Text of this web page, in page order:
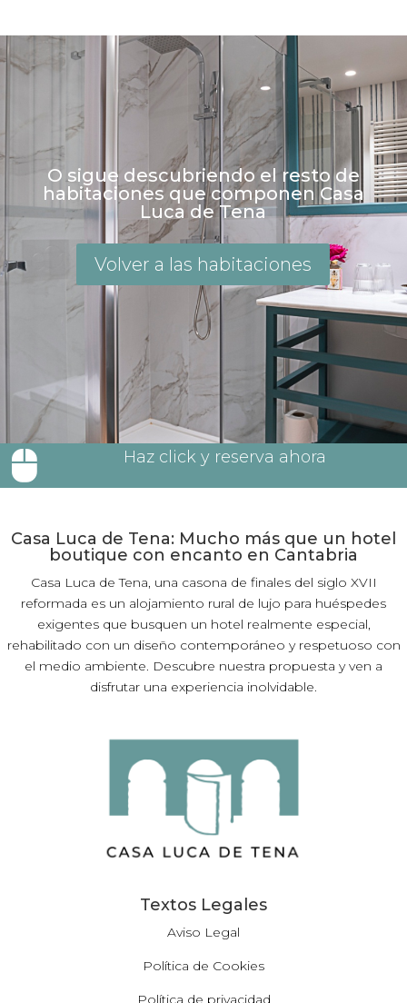
O sigue descubriendo el resto de
habitaciones que componen Casa
Luca de Tena
Volver a las habitaciones
 Haz click y reserva ahora
Casa Luca de Tena: Mucho más que un hotel
boutique con encanto en Cantabria
Casa Luca de Tena, una casona de finales del siglo XVII
reformada es un alojamiento rural de lujo para huéspedes
exigentes que busquen un hotel realmente especial,
rehabilitado con un diseño contemporáneo y respetuoso con
el medio ambiente. Descubre nuestra propuesta y ven a
disfrutar una experiencia inolvidable.
Textos Legales
Aviso Legal
Política de Cookies
Política de privacidad